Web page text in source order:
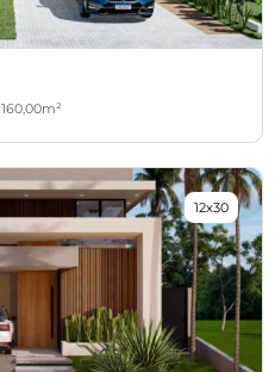
160,00m²
12x30